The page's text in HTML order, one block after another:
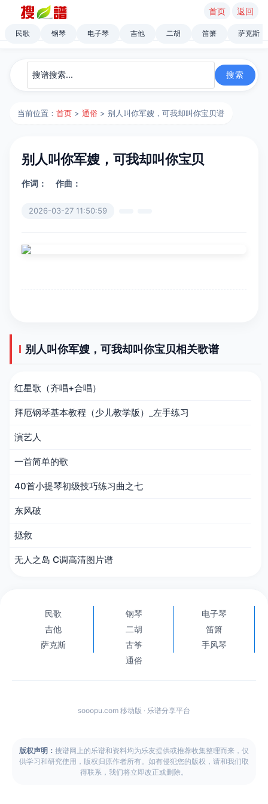
首页 返回
民歌 钢琴 电子琴 吉他 二胡 笛箫 萨克斯
当前位置：首页 >通俗 > 别人叫你军嫂，可我却叫你宝贝谱
别人叫你军嫂，可我却叫你宝贝
作词： 作曲：
2026-03-27 11:50:59
别人叫你军嫂，可我却叫你宝贝相关歌谱
红星歌（齐唱+合唱）
拜厄钢琴基本教程（少儿教学版）_左手练习
演艺人
一首简单的歌
40首小提琴初级技巧练习曲之七
东风破
拯救
无人之岛 C调高清图片谱
民歌 钢琴
电子琴
吉他
二胡
笛箫
萨克斯
古筝
手风琴
通俗
sooopu.com 移动版 · 乐谱分享平台
版权声明： 搜谱网上的乐谱和资料均为乐友提供或推荐收集整理而来，仅
供学习和研究使用，版权归原作者所有。如有侵犯您的版权，请和我们取
得联系，我们将立即改正或删除。